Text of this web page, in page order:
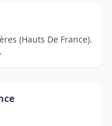
(Hauts De France).